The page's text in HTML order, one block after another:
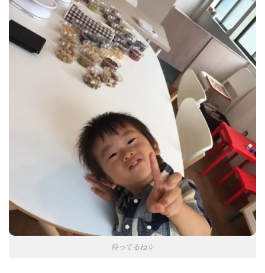
待ってるね☆